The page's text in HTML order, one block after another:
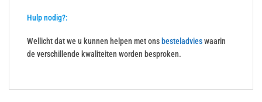
Hulp nodig?:
Wellicht dat we u kunnen helpen met ons besteladvieswaarin
de verschillende kwaliteiten worden besproken.